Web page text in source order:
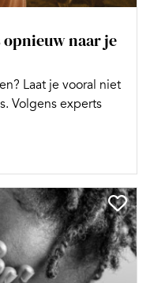
opnieuw naar je
Laat je vooral niet
Volgens experts